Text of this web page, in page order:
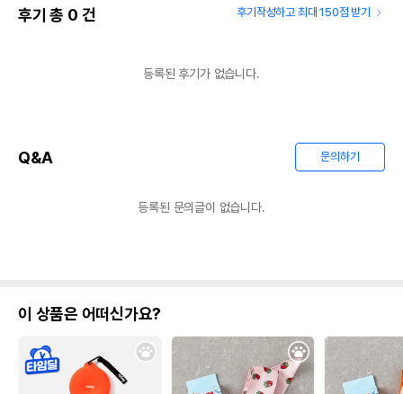
후기 총 0 건 후기작성하고 최대 150점 받기
등록된 후기가 없습니다.
Q&A 문의하기
등록된 문의글이 없습니다.
이 상품은 어떠신가요?